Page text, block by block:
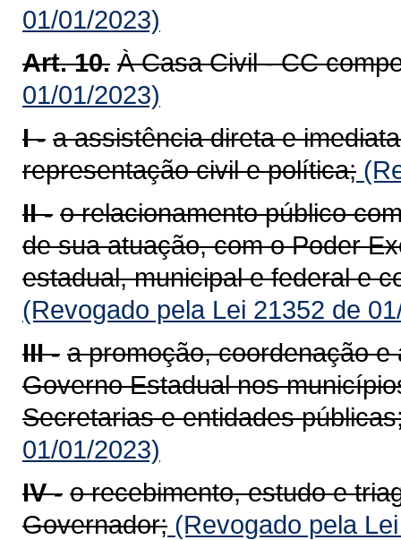
01/01/2023)
Art. 10. À Casa Civil - CC
01/01/2023)
I - a assistência direta e
representação civil e política;
II - o relacionamento público
de sua atuação, com o Poder
estadual, municipal e federal e
(Revogado pela Lei 21352 de
III - a promoção, coordenação
Governo Estadual nos
Secretarias e entidades
01/01/2023)
IV - o recebimento, estudo e
Governador; (Revogado pela